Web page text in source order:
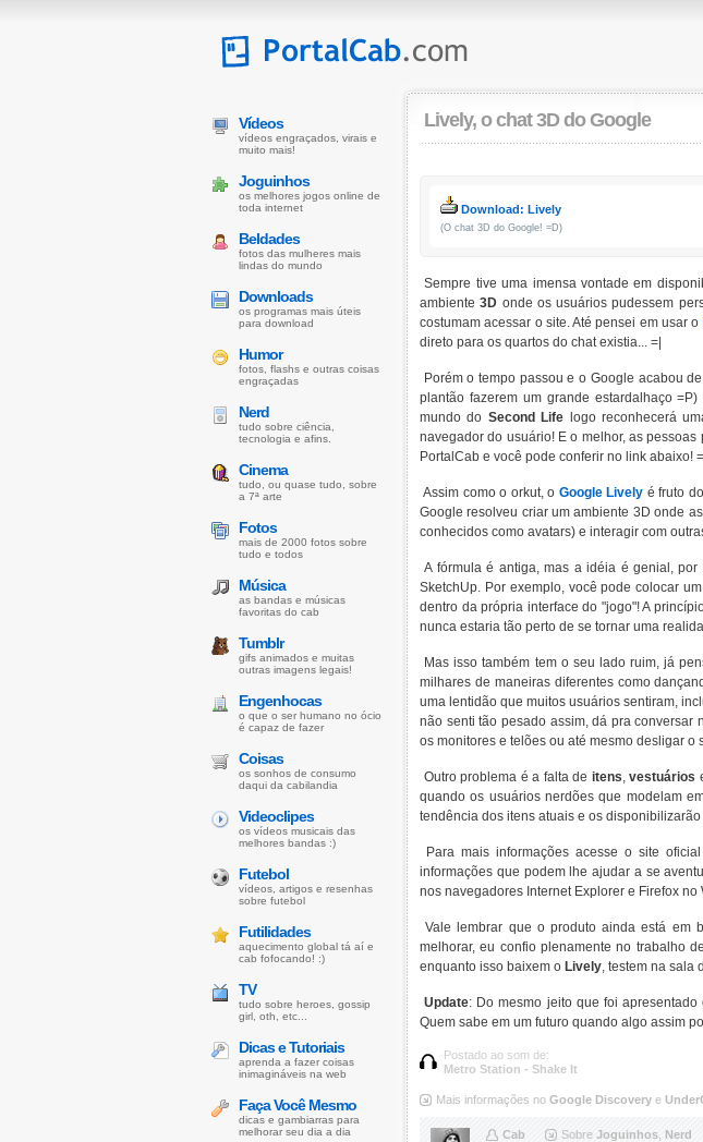
Lively, o chat 3D do Google
Download: Lively
(O chat 3D do Google! =D)
Sempre tive uma imensa vontade em
ambiente3D onde os usuários pudessem
costumam acessar o site. Até pensei em usar o
direto para os quartos do chat existia... =|
Porém o tempo passou e o Google acabou
plantão fazerem um grande estardalhaço
mundo do Second Life logo reconhecerá
navegador do usuário! E o melhor, as
PortalCab e você pode conferir no link abaixo!
Assim como o orkut, o Google Lively é fruto
Google resolveu criar um ambiente 3D onde
conhecidos como avatars) e interagir com
A fórmula é antiga, mas a idéia é genial, por
SketchUp. Por exemplo, você pode colocar
dentro da própria interface do "jogo"! A
nunca estaria tão perto de se tornar uma
Mas isso também tem o seu lado ruim, já
milhares de maneiras diferentes como
uma lentidão que muitos usuários sentiram,
não senti tão pesado assim, dá pra conversar
os monitores e telões ou até mesmo desligar
Outro problema é a falta de itens,vestuários
quando os usuários nerdões que modelam
tendência dos itens atuais e os
Para mais informações acesse o site
informações que podem lhe ajudar a se
nos navegadores Internet Explorer e Firefox no
Vale lembrar que o produto ainda está em
melhorar, eu confio plenamente no trabalho
enquanto isso baixem o Lively, testem na sala
Update: Do mesmo jeito que foi
Quem sabe em um futuro quando algo assim
Postado ao som de:
Metro Station - Shake It
Mais informações no Google Discovery e
Cab Sobre Joguinhos Nerd
Vídeos
vídeos engraçados, virais e
muito mais!
Joguinhos
os melhores jogos online de
toda internet
Beldades
fotos das mulheres mais
lindas do mundo
Downloads
os programas mais úteis
para download
Humor
fotos, flashs e outras coisas
engraçadas
Nerd
tudo sobre ciência,
tecnologia e afins.
Cinema
tudo, ou quase tudo, sobre
a 7ª arte
Fotos
mais de 2000 fotos sobre
tudo e todos
Música
as bandas e músicas
favoritas do cab
Tumblr
gifs animados e muitas
outras imagens legais!
Engenhocas
o que o ser humano no ócio
é capaz de fazer
Coisas
os sonhos de consumo
daqui da cabilandia
Videoclipes
os vídeos musicais das
melhores bandas :)
Futebol
vídeos, artigos e resenhas
sobre futebol
Futilidades
aquecimento global tá aí e
cab fofocando! :)
TV
tudo sobre heroes, gossip
girl, oth, etc...
Dicas e Tutoriais
aprenda a fazer coisas
inimagináveis na web
Faça Você Mesmo
dicas e gambiarras para
melhorar seu dia a dia